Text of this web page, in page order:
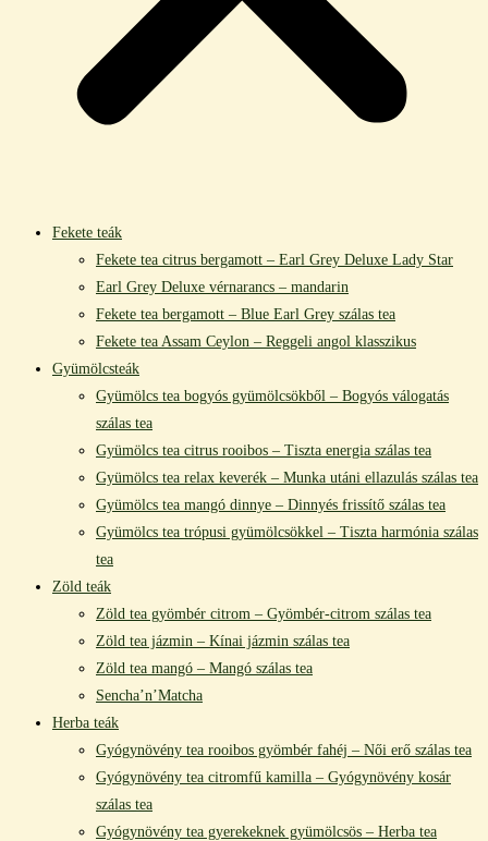
Fekete teák
Fekete tea citrus bergamott – Earl Grey Deluxe Lady Star
Earl Grey Deluxe vérnarancs – mandarin
Fekete tea bergamott – Blue Earl Grey szálas tea
Fekete tea Assam Ceylon – Reggeli angol klasszikus
Gyümölcsteák
Gyümölcs tea bogyós gyümölcsökből – Bogyós válogatás
szálas tea
Gyümölcs tea citrus rooibos – Tiszta energia szálas tea
Gyümölcs tea relax keverék – Munka utáni ellazulás szálas tea
Gyümölcs tea mangó dinnye – Dinnyés frissítő szálas tea
Gyümölcs tea trópusi gyümölcsökkel – Tiszta harmónia szálas
tea
Zöld teák
Zöld tea gyömbér citrom – Gyömbér-citrom szálas tea
Zöld tea jázmin – Kínai jázmin szálas tea
Zöld tea mangó – Mangó szálas tea
Sencha’n’Matcha
Herba teák
Gyógynövény tea rooibos gyömbér fahéj – Női erő szálas tea
Gyógynövény tea citromfű kamilla – Gyógynövény kosár
szálas tea
Gyógynövény tea gyerekeknek gyümölcsös – Herba tea